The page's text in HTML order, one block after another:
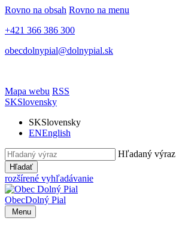
Rovno na obsah Rovno na menu
+421 366 386 300
obecdolnypial@dolnypial.sk
Mapa webu RSS
SKSlovensky
SKSlovensky
ENEnglish
Hľadaný výraz
Hľadať
rozšírené vyhľadávanie
ObecDolný Pial
Menu